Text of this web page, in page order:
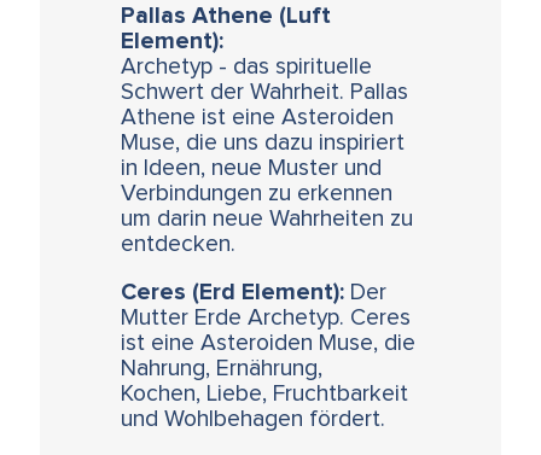
Pallas Athene (Luft
Element):
Archetyp - das spirituelle
Schwert der Wahrheit. Pallas
Athene ist eine Asteroiden
Muse, die uns dazu inspiriert
in Ideen, neue Muster und
Verbindungen zu erkennen
um darin neue Wahrheiten zu
entdecken.
Ceres (Erd Element): Der
Mutter Erde Archetyp. Ceres
ist eine Asteroiden Muse, die
Nahrung, Ernährung,
Kochen, Liebe, Fruchtbarkeit
und Wohlbehagen fördert.